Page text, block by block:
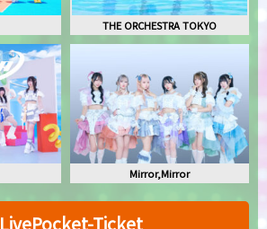
THE ORCHESTRA TOKYO
Mirror,Mirror
LivePocket-Ticket